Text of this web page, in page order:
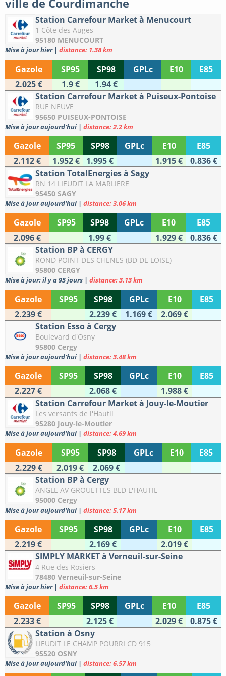
ville de Courdimanche
Station Carrefour Market à Menucourt
1 Côte des Auges
95180 MENUCOURT
Mise à jour hier | distance: 1.38 km
Gazole SP95 SP98 GPLc E10
E85
2.025 €
1.9 €
1.94 €
Station Carrefour Market à Puiseux-Pontoise
RUE NEUVE
95650 PUISEUX-PONTOISE
Mise à jour aujourd'hui | distance: 2.2 km
Gazole SP95 SP98 GPLc E10
E85
2.112 €
1.952 € 1.995 € 1.915 €
0.836 €
Station TotalEnergies à Sagy
RN 14 LIEUDIT LA MARLIERE
95450 SAGY
Mise à jour aujourd'hui | distance: 3.06 km
Gazole SP95 SP98 GPLc E10
E85
2.096 €
1.99 € 1.929 €
0.836 €
Station BP à CERGY
ROND POINT DES CHENES (BD DE LOISE)
95800 CERGY
Mise à jour: il y a 95 jours | distance: 3.13 km
Gazole SP95 SP98 GPLc E10
E85
2.239 €
2.239 € 1.169 €
2.069 €
Station Esso à Cergy
Boulevard d'Osny
95800 Cergy
Mise à jour aujourd'hui | distance: 3.48 km
Gazole SP95 SP98 GPLc E10
E85
2.227 €
2.068 €
1.988 €
Station Carrefour Market à Jouy-le-Moutier
Les versants de l'Hautil
95280 Jouy-le-Moutier
Mise à jour aujourd'hui | distance: 4.69 km
Gazole SP95 SP98 GPLc E10
E85
2.229 €
2.019 €
2.069 €
Station BP à Cergy
ANGLE AV GROUETTES BLD L'HAUTIL
95000 Cergy
Mise à jour aujourd'hui | distance: 5.17 km
Gazole SP95 SP98 GPLc E10
E85
2.219 €
2.169 €
2.019 €
SIMPLY MARKET à Verneuil-sur-Seine
4 Rue des Rosiers
78480 Verneuil-sur-Seine
Mise à jour hier | distance: 6.5 km
Gazole SP95 SP98 GPLc E10
E85
2.233 €
2.125 € 2.029 €
0.875 €
Station à Osny
LIEUDIT LE CHAMP POURRI CD 915
95520 OSNY
Mise à jour aujourd'hui | distance: 6.57 km